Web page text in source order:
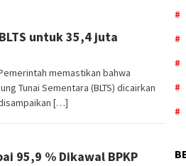
untuk 35,4 juta
memastikan bahwa
Tunai Sementara (BLTS) dicairkan
[…]
95,9 % Dikawal BPKP